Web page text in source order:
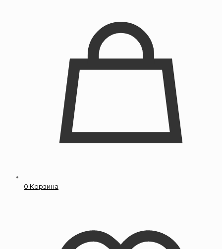
0 Корзина